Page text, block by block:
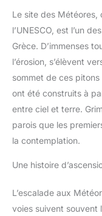
Le site des Météores,
l’UNESCO, est l’un
Grèce. D’immenses
l’érosion, s’élèvent
sommet de ces
ont été construits à
entre ciel et terre.
parois que les
la contemplation.
Une histoire
L’escalade aux
voies suivent souvent